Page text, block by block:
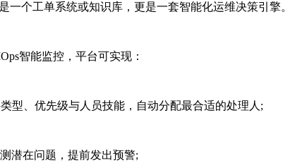
个工单系统或知识库，更是一套智能化运维决策引擎。
智能监控，平台可实现：
、优先级与人员技能，自动分配最合适的处理人;
在问题，提前发出预警;